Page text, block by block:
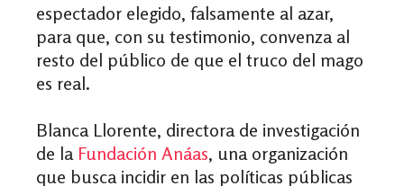
espectador elegido, falsamente al azar,
para que, con su testimonio, convenza al
resto del público de que el truco del mago
es real.
Blanca Llorente, directora de investigación
de la Fundación Anáas, una organización
que busca incidir en las políticas públicas